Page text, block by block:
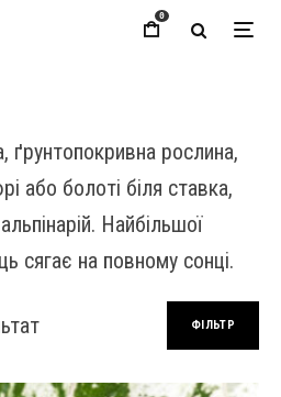
0
ґрунтопокривна рослина,
або болоті біля ставка,
Найбільшої
сягає на повному сонці.
ФІЛЬТР